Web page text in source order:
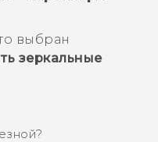
выбран
зеркальные